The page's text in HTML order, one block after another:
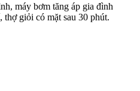
máy bơm tăng áp gia đình
thợ giỏi có mặt sau 30 phút.